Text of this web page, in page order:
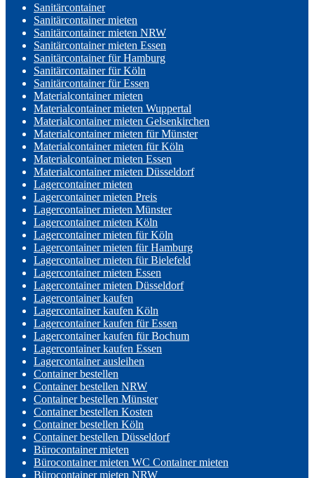
Sanitärcontainer
Sanitärcontainer mieten
Sanitärcontainer mieten NRW
Sanitärcontainer mieten Essen
Sanitärcontainer für Hamburg
Sanitärcontainer für Köln
Sanitärcontainer für Essen
Materialcontainer mieten
Materialcontainer mieten Wuppertal
Materialcontainer mieten Gelsenkirchen
Materialcontainer mieten für Münster
Materialcontainer mieten für Köln
Materialcontainer mieten Essen
Materialcontainer mieten Düsseldorf
Lagercontainer mieten
Lagercontainer mieten Preis
Lagercontainer mieten Münster
Lagercontainer mieten Köln
Lagercontainer mieten für Köln
Lagercontainer mieten für Hamburg
Lagercontainer mieten für Bielefeld
Lagercontainer mieten Essen
Lagercontainer mieten Düsseldorf
Lagercontainer kaufen
Lagercontainer kaufen Köln
Lagercontainer kaufen für Essen
Lagercontainer kaufen für Bochum
Lagercontainer kaufen Essen
Lagercontainer ausleihen
Container bestellen
Container bestellen NRW
Container bestellen Münster
Container bestellen Kosten
Container bestellen Köln
Container bestellen Düsseldorf
Bürocontainer mieten
Bürocontainer mieten WC Container mieten
Bürocontainer mieten NRW